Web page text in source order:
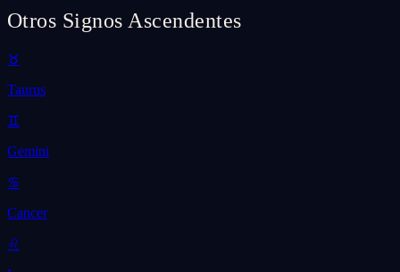
Otros Signos Ascendentes
♉
Taurus
♊
Gemini
♋
Cancer
♌